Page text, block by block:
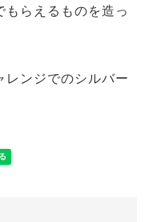
らえるものを造っ
レンジでのシルバー